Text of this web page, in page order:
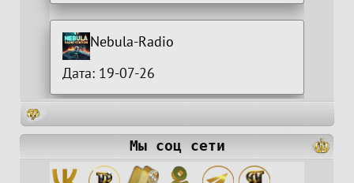
Nebula-Radio
Дата: 19-07-26
Мы соц сети